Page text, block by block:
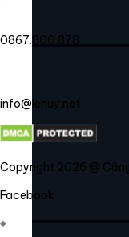
0867.800.878
info@lehuy.net
Copyright 2026 @
Facebook